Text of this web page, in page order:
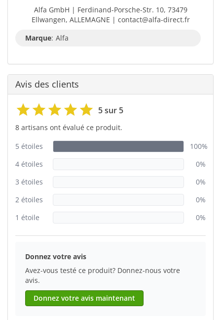
Alfa GmbH | Ferdinand-Porsche-Str. 10, 73479
Ellwangen, ALLEMAGNE | contact@alfa-direct.fr
Marque: Alfa
Avis des clients
5 sur 5
8 artisans ont évalué ce produit.
5 étoiles
100%
4 étoiles
0%
3 étoiles
0%
2 étoiles
0%
1 étoile
0%
Donnez votre avis
Avez-vous testé ce produit? Donnez-nous votre
avis.
Donnez votre avis maintenant